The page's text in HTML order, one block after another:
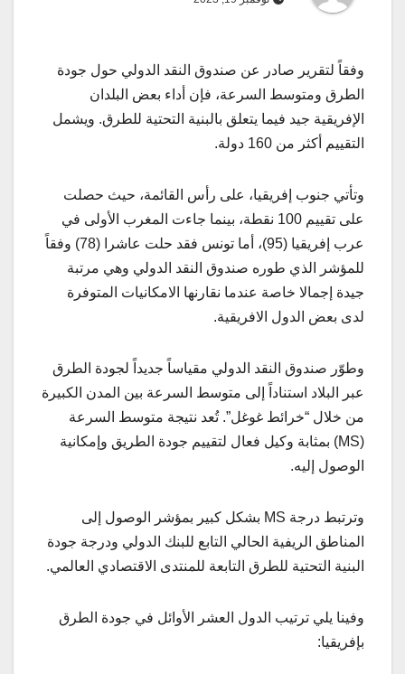
وفقاً لتقرير صادر عن صندوق النقد الدولي حول جودة
الطرق ومتوسط السرعة، فإن أداء بعض البلدان
الإفريقية جيد فيما يتعلق بالبنية التحتية للطرق. ويشمل
التقييم أكثر من 160 دولة.
وتأتي جنوب إفريقيا، على رأس القائمة، حيث حصلت
على تقييم 100 نقطة، بينما جاءت المغرب الأولى في
عرب إفريقيا (95)، أما تونس فقد حلت عاشرا (78) وفقاً
للمؤشر الذي طوره صندوق النقد الدولي وهي مرتبة
جيدة إجمالا خاصة عندما نقارنها الامكانيات المتوفرة
لدى بعض الدول الافريقية.
وطوّر صندوق النقد الدولي مقياساً جديداً لجودة الطرق
عبر البلاد استناداً إلى متوسط السرعة بين المدن الكبيرة
من خلال “خرائط غوغل”. تُعد نتيجة متوسط السرعة
(MS) بمثابة وكيل فعال لتقييم جودة الطريق وإمكانية
الوصول إليه.
وترتبط درجة MS بشكل كبير بمؤشر الوصول إلى
المناطق الريفية الحالي التابع للبنك الدولي ودرجة جودة
البنية التحتية للطرق التابعة للمنتدى الاقتصادي العالمي.
وفينا يلي ترتيب الدول العشر الأوائل في جودة الطرق
بإفريقيا: